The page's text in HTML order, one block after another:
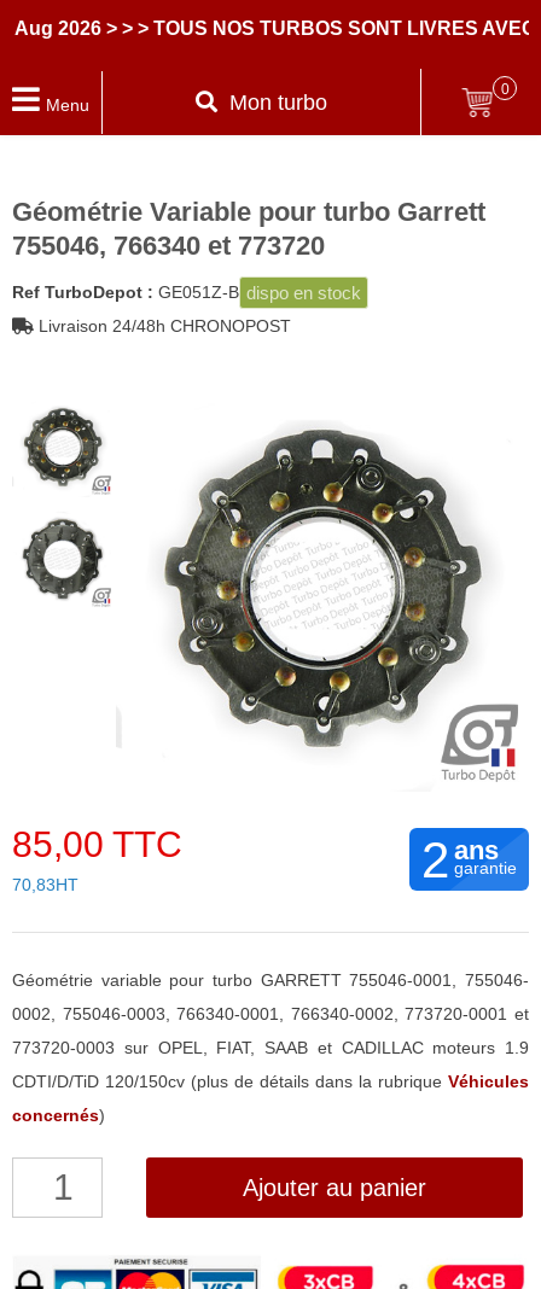
> > > TOUS NOS TURBOS SONT LIVRES AVEC
Menu Mon turbo
0
Géométrie Variable pour turbo Garrett
755046, 766340 et 773720
Ref TurboDepot : GE051Z-B dispo en stock
Livraison 24/48h CHRONOPOST
85,00 TTC
70,83HT 2 ans
garantie
Géométrie variable pour turbo GARRETT 755046-0001, 755046-
0002, 755046-0003, 766340-0001, 766340-0002, 773720-0001 et
773720-0003 sur OPEL, FIAT, SAAB et CADILLAC moteurs 1.9
CDTI/D/TiD 120/150cv (plus de détails dans la rubrique Véhicules
concernés)
quantité
Variable
Ajouter au panier